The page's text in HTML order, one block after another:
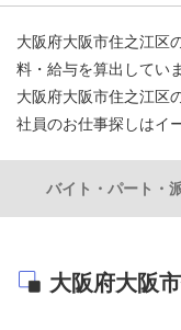
大阪府大阪市住之江区
料・給与を算出してい
大阪府大阪市住之江区
社員のお仕事探しはイ
バイト・パート・
大阪府大阪